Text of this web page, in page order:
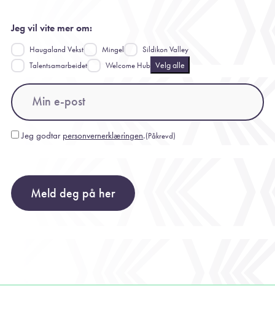
Jeg vil vite mer om:
Haugaland Vekst Mingel
Sildikon Valley
Talentsamarbeidet
Welcome Hub Velg alle
Email
Consent(Påkrevd)
Jeg godtar personvernerklæringen.(Påkrevd)
Meld deg på her